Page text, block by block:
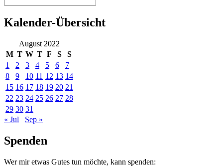
Kalender-Übersicht
August 2022
M T W T F S
S
1
2 3 4 5 6
7
8
9 10 11 12 13 14
15 16 17 18 19 20 21
22 23 24 25 26 27 28
29 30 31
« Jul
Sep »
Spenden
Wer mir etwas Gutes tun möchte, kann spenden: